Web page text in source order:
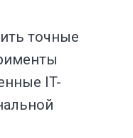
точные
IT-